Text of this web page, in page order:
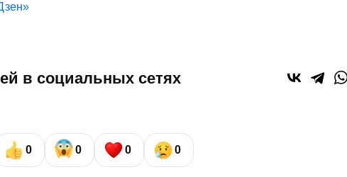
в социальных сетях
0 0 0 0